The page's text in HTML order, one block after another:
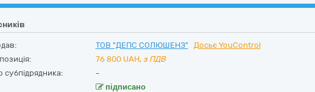
ТОВ "ДЕПС СОЛЮШЕНЗ"
Досьє YouControl
76 800 UAH, з ПДВ
субпідрядника:
-
підписано